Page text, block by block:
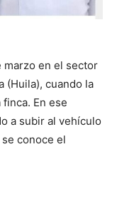
marzo en el sector
(Huila), cuando la
En ese
a subir al vehículo
conoce el